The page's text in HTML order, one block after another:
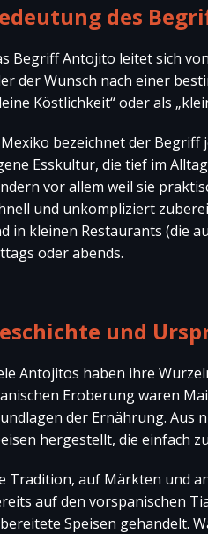
des
Begriff Antojito leitet sich
der Wunsch nach einer
Köstlichkeit“ oder als
bezeichnet der Begriff
Esskultur, die tief im
vor allem weil sie
und unkompliziert
in kleinen Restaurants (die
oder abends.
und
Antojitos haben ihre
Eroberung waren
der Ernährung. Aus
hergestellt, die einfach
Tradition, auf Märkten und
auf den vorspanischen
Speisen gehandelt.